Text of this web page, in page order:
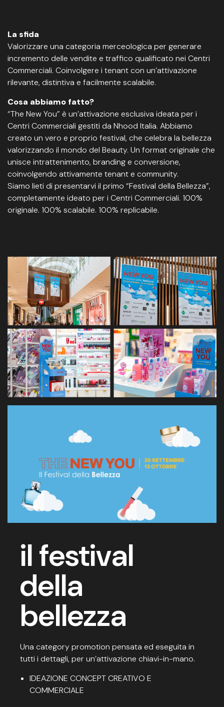
La sfida
Valorizzare una categoria merceologica per generare
incremento delle vendite e traffico qualificato nei Centri
Commerciali. Coinvolgere i tenant con un’attivazione
rilevante, distintiva e facilmente scalabile.
Cosa abbiamo fatto?
“The New You” è un’attivazione esclusiva ideata per i
Centri Commerciali gestiti da Nhood Italia. Abbiamo
creato un vero e proprio festival, che celebra la bellezza
valorizzando il mondo del Beauty. Un format originale che
unisce intrattenimento, branding e conversione,
coinvolgendo attivamente tenant e community.
Siamo lieti di presentarvi il primo “Festival della Bellezza”,
completamente ideato per i Centri Commerciali. 100%
originale. 100% scalabile. 100% replicabile.
il festival
della
bellezza
Una category promotion pensata ed eseguita in
tutti i dettagli, per un’attivazione chiavi-in-mano.
IDEAZIONE CONCEPT CREATIVO E
COMMERCIALE